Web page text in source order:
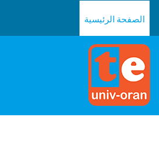
الصفحة الرئيسية